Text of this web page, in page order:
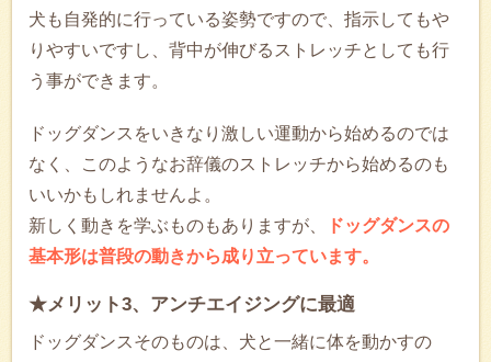
犬も自発的に行っている姿勢ですので、指示してもや
りやすいですし、背中が伸びるストレッチとしても行
う事ができます。
ドッグダンスをいきなり激しい運動から始めるのでは
なく、このようなお辞儀のストレッチから始めるのも
いいかもしれませんよ。
新しく動きを学ぶものもありますが、
ドッグダンスの
基本形は普段の動きから成り立っています。
★メリット3、アンチエイジングに最適
ドッグダンスそのものは、犬と一緒に体を動かすの